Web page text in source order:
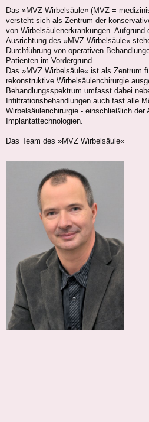
Das »MVZ Wirbelsäule« (MVZ =
versteht sich als Zentrum der
von Wirbelsäulenerkrankungen. Aufgrund
Ausrichtung des »MVZ Wirbelsäule«
Durchführung von operativen
Patienten im Vordergrund.
Das »MVZ Wirbelsäule« ist als Zentrum
rekonstruktive Wirbelsäulenchirurgie
Behandlungsspektrum umfasst dabei
Infiltrationsbehandlungen auch fast alle
Wirbelsäulenchirurgie - einschließlich der
Implantattechnologien.
Das Team des »MVZ Wirbelsäule«